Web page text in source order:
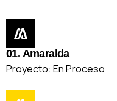
01. Amaralda
Proyecto: En Proceso